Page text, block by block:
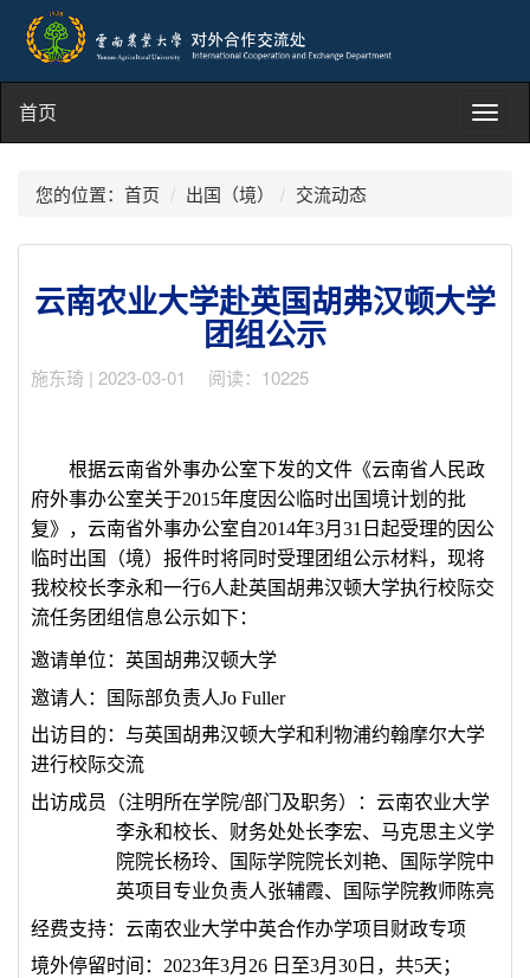
首页
您的位置： 首页 出国（境） 交流动态
云南农业大学赴英国胡弗汉顿大学
团组公示
施东琦 | 2023-03-01 阅读：10225
根据云南省外事办公室下发的文件《云南省人民政
府外事办公室关于2015年度因公临时出国境计划的批
复》，云南省外事办公室自2014年3月 31 日起受理的因公
临时出国（境）报件时将同时受理团组公示材料，现将
我校校长李永和一行6人赴英国胡弗汉顿大学执行校际交
流任务团组信息公示如下：
邀请单位 ：英国胡弗汉顿大学
邀请人：国际部负责人Jo Fuller
出访目的：与英国胡弗汉顿大学和利物浦约翰摩尔大学
进行校际交流
出访成员（注明所在学院/部门及职务） ： 云南农业大学
李永和校长、财务处处长李宏、马克思主义学
院院长杨玲、国际学院院长刘艳、国际学院中
英项目专业负责人张辅霞、国际学院教师陈亮
经费支持：云南农业大学中英合作办学项目财政专项
境外停留时间： 2023年3月 26 日至3月 30 日，共5天 ；